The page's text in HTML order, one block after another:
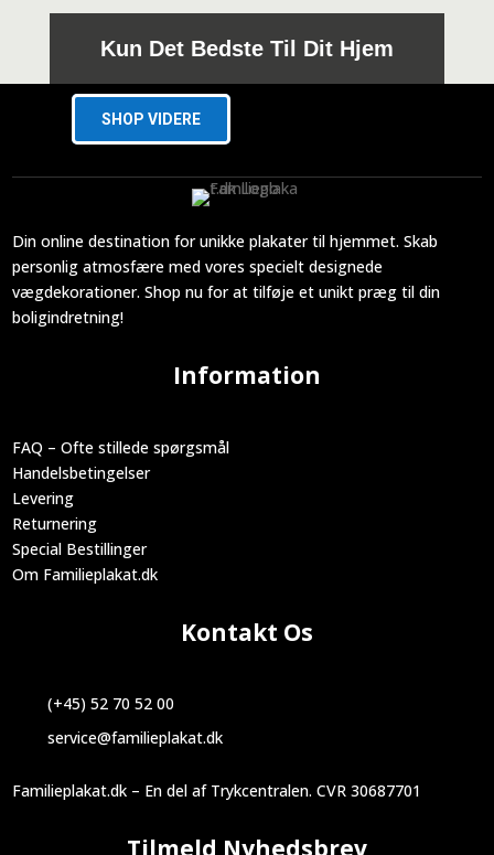
Kun Det Bedste Til Dit Hjem
SHOP VIDERE
Din online destination for unikke plakater til hjemmet. Skab
personlig atmosfære med vores specielt designede
vægdekorationer. Shop nu for at tilføje et unikt præg til din
boligindretning!
Information
FAQ – Ofte stillede spørgsmål
Handelsbetingelser
Levering
Returnering
Special Bestillinger
Om Familieplakat.dk
Kontakt Os
(+45) 52 70 52 00
service@familieplakat.dk
Familieplakat.dk – En del af Trykcentralen. CVR 30687701
Tilmeld Nyhedsbrev